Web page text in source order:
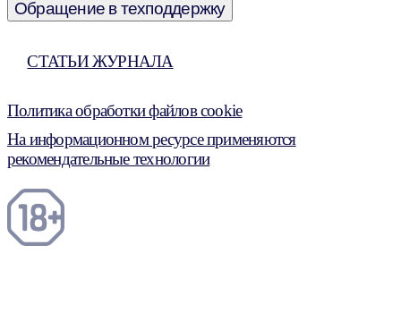
Обращение в техподдержку
СТАТЬИ ЖУРНАЛА
Политика обработки файлов cookie
На информационном ресурсе применяются
рекомендательные технологии